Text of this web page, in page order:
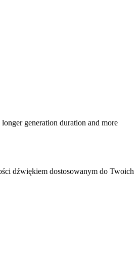
generation duration and more
dźwiękiem dostosowanym do Twoich